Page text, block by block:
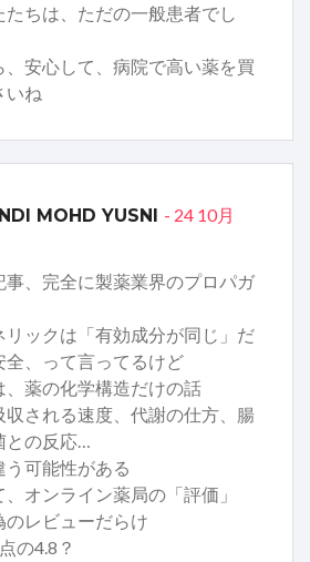
たちは、ただの一般患者でし
、安心して、病院で高い薬を買
いね
MOHD YUSNI - 24 10月
事、完全に製薬業界のプロパガ
リックは「有効成分が同じ」だ
全、って言ってるけど
、薬の化学構造だけの話
収される速度、代謝の仕方、腸
との反応…
う可能性がある
、オンライン薬局の「評価」
のレビューだらけ
の4.8？